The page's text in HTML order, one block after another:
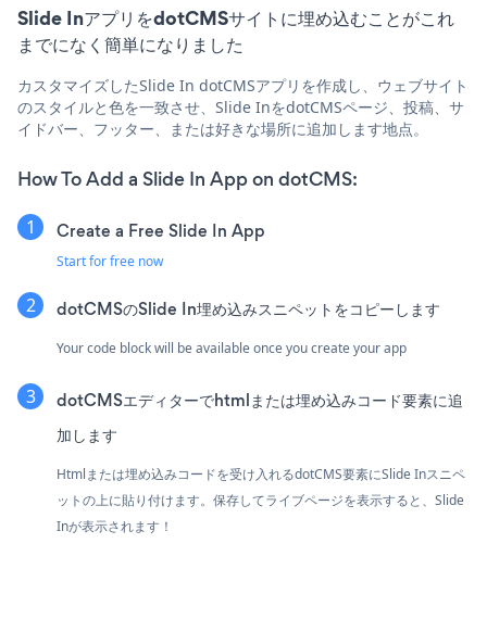
Slide InアプリをdotCMSサイトに埋め込むことがこれ
までになく簡単になりました
カスタマイズしたSlide In dotCMSアプリを作成し、ウェブサイト
のスタイルと色を一致させ、Slide InをdotCMSページ、投稿、サ
イドバー、フッター、または好きな場所に追加します地点。
How To Add a Slide In App on dotCMS:
Create a Free Slide In App
Start for free now
dotCMSのSlide In埋め込みスニペットをコピーします
Your code block will be available once you create your app
dotCMSエディターでhtmlまたは埋め込みコード要素に追
加します
Htmlまたは埋め込みコードを受け入れるdotCMS要素にSlide Inスニペ
ットの上に貼り付けます。保存してライブページを表示すると、Slide
Inが表示されます！